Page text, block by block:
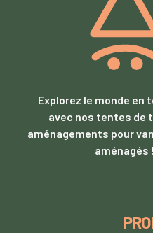
Explorez le monde en
avec nos tentes de
aménagements pour
aménagés !